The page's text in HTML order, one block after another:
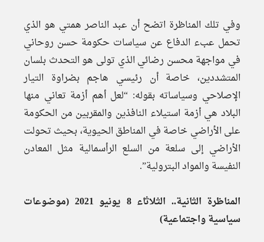
وفي تلك المناظرة اتضح أن عبد الناصر همتي هو الذي
تحمل عبء الدفاع عن سياسات حكومة حسن روحاني
في مواجهة محسن رضائي الذي تولى هو التحدث بلسان
المتشددين، خاصة أن رئيسي هاجم بضراوة التيار
الإصلاحي وسياساته بقوله: “لعل أهم أزمة تعاني منها
البلاد هي أزمة استيلاء النافذين والمقربين من الحكومة
على الأراضي خاصة في المناطق الحيوية، بحيث تحولت
الأراضي إلى سلعة من السلع الرأسمالية مثل المعادن
النفيسة والمواد البترولية”.
المناظرة الثانية.. الثلاثاء 8 يونيو 2021 (موضوعات
سياسية واجتماعية)